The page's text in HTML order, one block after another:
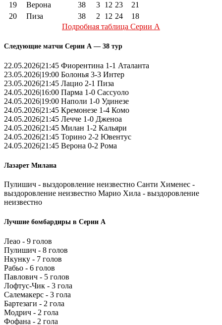
19
Верона 38 3 12 23
21
20
Пиза 38 2 12 24
18
Подробная таблица Серии А
Следующие матчи Серии А — 38 тур
22.05.2026|21:45 Фиорентина 1-1 Аталанта
23.05.2026|19:00 Болонья 3-3 Интер
23.05.2026|21:45 Лацио 2-1 Пиза
24.05.2026|16:00 Парма 1-0 Сассуоло
24.05.2026|19:00 Наполи 1-0 Удинезе
24.05.2026|21:45 Кремонезе 1-4 Комо
24.05.2026|21:45 Лечче 1-0 Дженоа
24.05.2026|21:45 Милан 1-2 Кальяри
24.05.2026|21:45 Торино 2-2 Ювентус
24.05.2026|21:45 Верона 0-2 Рома
Лазарет Милана
Пулишич - выздоровление неизвестно Санти Хименес -
выздоровление неизвестно Марио Хила - выздоровление
неизвестно
Лучшие бомбардиры в Серии А
Леао - 9 голов
Пулишич - 8 голов
Нкунку - 7 голов
Рабьо - 6 голов
Павлович - 5 голов
Лофтус-Чик - 3 гола
Салемакерс - 3 гола
Бартезаги - 2 гола
Модрич - 2 гола
Фофана - 2 гола